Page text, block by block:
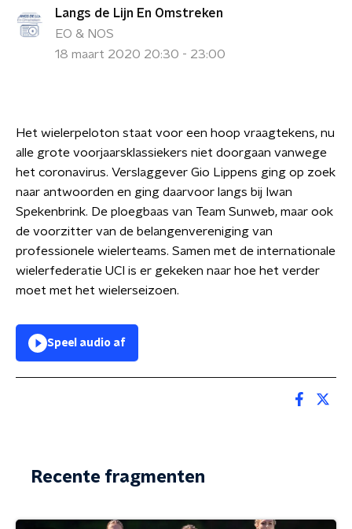
Langs de Lijn En Omstreken
EO & NOS
18 maart 2020 20:30 - 23:00
Het wielerpeloton staat voor een hoop vraagtekens, nu
alle grote voorjaarsklassiekers niet doorgaan vanwege
het coronavirus. Verslaggever Gio Lippens ging op zoek
naar antwoorden en ging daarvoor langs bij Iwan
Spekenbrink. De ploegbaas van Team Sunweb, maar ook
de voorzitter van de belangenvereniging van
professionele wielerteams. Samen met de internationale
wielerfederatie UCI is er gekeken naar hoe het verder
moet met het wielerseizoen.
Speel audio af
Recente fragmenten